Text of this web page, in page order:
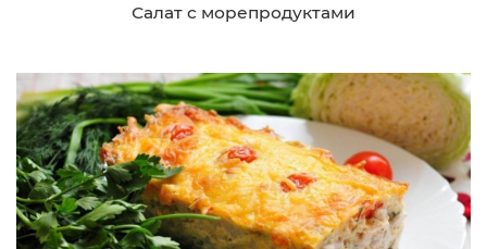
Салат с морепродуктами